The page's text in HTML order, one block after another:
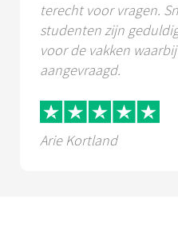
terecht voor vragen.
studenten zijn
voor de vakken
aangevraagd.
Arie Kortland